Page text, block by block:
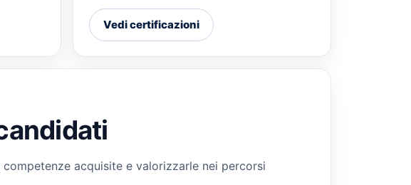
Vedi certificazioni
acquisite e valorizzarle nei percorsi